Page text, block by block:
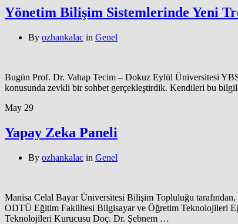
Yönetim Bilişim Sistemlerinde Yeni
By ozhankalac in Genel
Bugün Prof. Dr. Vahap Tecim – Dokuz Eylül Üniversitesi
konusunda zevkli bir sohbet gerçekleştirdik. Kendileri bu
May 29
Yapay Zeka Paneli
By ozhankalac in Genel
Manisa Celal Bayar Üniversitesi Bilişim Topluluğu
ODTÜ Eğitim Fakültesi Bilgisayar ve Öğretim Teknolojileri
Teknolojileri Kurucusu Doç. Dr. Şebnem …